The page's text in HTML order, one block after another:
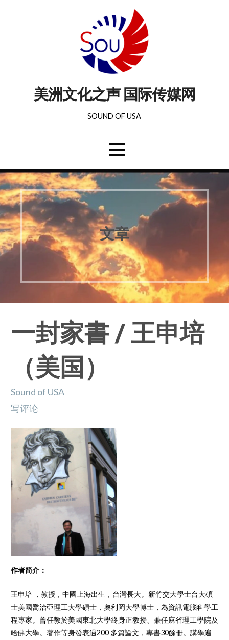
美洲文化之声 国际传媒网
SOUND OF USA
文章
一封家書 / 王申培
（美国）
Sound of USA
写评论
作者简介：
王申培 ，教授，中國上海出生，台灣長大。新竹交大學士台大碩
士美國喬治亞理工大學碩士，奧利岡大學博士，為資訊電腦科學工
程專家。曾任教於美國東北大學終身正教授、兼任麻省理工學院及
哈佛大學。著作等身發表過200 多篇論文，專書30餘冊。講學遍